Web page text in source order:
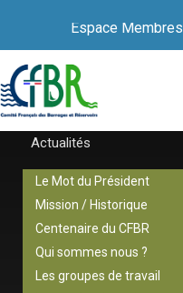
Espace Membres
Actualités
Le Mot du Président
Mission / Historique
Centenaire du CFBR
Qui sommes nous ?
Les groupes de travail